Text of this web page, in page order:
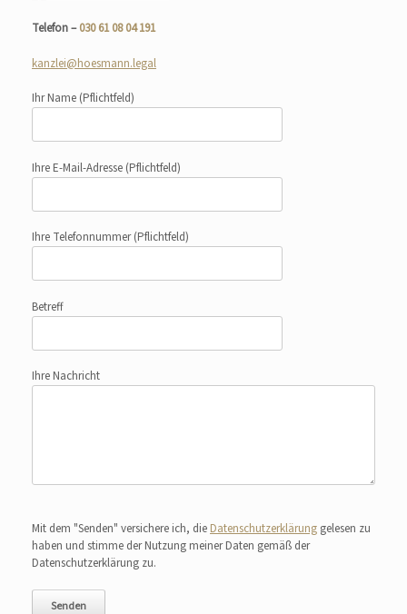
Telefon –030 61 08 04 191
kanzlei@hoesmann.legal
Ihr Name (Pflichtfeld)
Ihre E-Mail-Adresse (Pflichtfeld)
Ihre Telefonnummer(Pflichtfeld)
Betreff
Ihre Nachricht
Mit dem "Senden" versichere ich, die Datenschutzerklärung gelesen zu
haben und stimme der Nutzung meiner Daten gemäß der
Datenschutzerklärung zu.